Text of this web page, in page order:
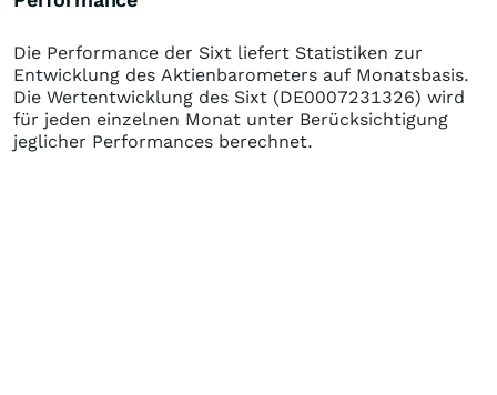
Die Performance der Sixt liefert Statistiken zur
Entwicklung des Aktienbarometers auf Monatsbasis.
Die Wertentwicklung des Sixt (DE0007231326) wird
für jeden einzelnen Monat unter Berücksichtigung
jeglicher Performances berechnet.